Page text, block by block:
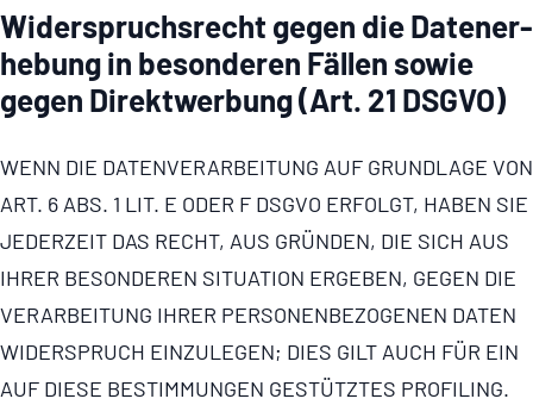
Wider­spruchs­recht gegen die Daten­er­
he­bung in beson­deren Fällen sowie
gegen Direkt­wer­bung (Art. 21 DSGVO)
WENN DIE DATEN­VER­AR­BEI­TUNG AUF GRUNDLAGE VON
ART. 6 ABS. 1 LIT. E ODER F DSGVO ERFOLGT, HABEN SIE
JEDERZEIT DAS RECHT, AUS GRÜNDEN, DIE SICH AUS
IHRER BESONDEREN SITUATION ERGEBEN, GEGEN DIE
VERARBEITUNG IHRER PERSO­NEN­BE­ZO­GENEN DATEN
WIDERSPRUCH EINZULEGEN; DIES GILT AUCH FÜR EIN
AUF DIESE BESTIMMUNGEN GESTÜTZTES PROFILING.